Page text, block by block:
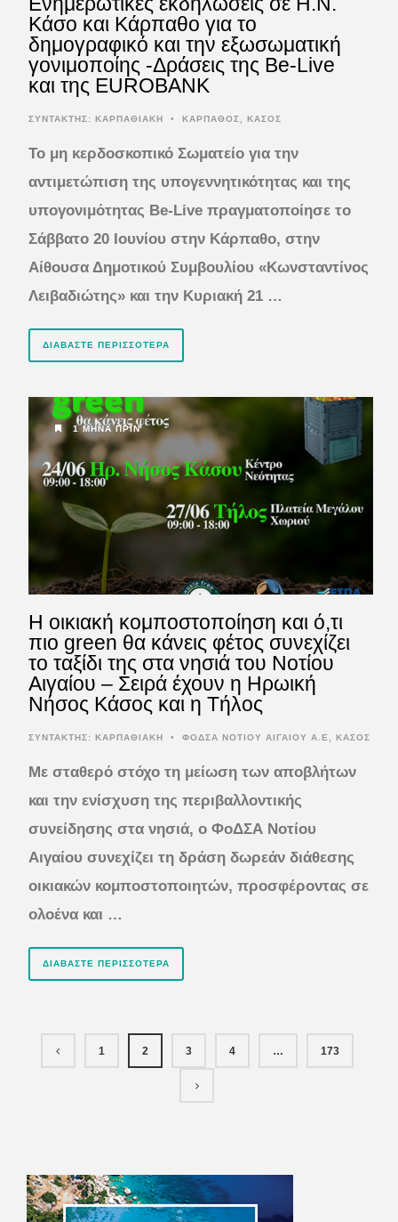
Κάσο και Κάρπαθο για το
δημογραφικό και την εξωσωματική
γονιμοποίης -Δράσεις της Be-Live
και της EUROBANK
ΣΥΝΤΆΚΤΗΣ: ΚΑΡΠΑΘΙΑΚΗ • ΚΑΡΠΑΘΟΣ ΚΑΣΟΣ
Το μη κερδοσκοπικό Σωματείο για την
αντιμετώπιση της υπογεννητικότητας και της
υπογονιμότητας Be-Live πραγματοποίησε το
Σάββατο 20 Ιουνίου στην Κάρπαθο, στην
Αίθουσα Δημοτικού Συμβουλίου «Κωνσταντίνος
Λειβαδιώτης» και την Κυριακή 21 …
ΔΙΑΒΆΣΤΕ ΠΕΡΙΣΣΌΤΕΡΑ
1 ΜΉΝΑ ΠΡΙΝ
Η οικιακή κομποστοποίηση και ό,τι
πιο green θα κάνεις φέτος συνεχίζει
το ταξίδι της στα νησιά του Νοτίου
Αιγαίου – Σειρά έχουν η Ηρωική
Νήσος Κάσος και η Τήλος
ΣΥΝΤΆΚΤΗΣ: ΚΑΡΠΑΘΙΑΚΗ • ΦΟΔΣΑ ΝΟΤΙΟΥ ΑΙΓΑΙΟΥ Α.Ε ΚΑΣΟΣ
Με σταθερό στόχο τη μείωση των αποβλήτων
και την ενίσχυση της περιβαλλοντικής
συνείδησης στα νησιά, ο ΦοΔΣΑ Νοτίου
Αιγαίου συνεχίζει τη δράση δωρεάν διάθεσης
οικιακών κομποστοποιητών, προσφέροντας σε
ολοένα και …
ΔΙΑΒΆΣΤΕ ΠΕΡΙΣΣΌΤΕΡΑ
1 2 3 4 … 173